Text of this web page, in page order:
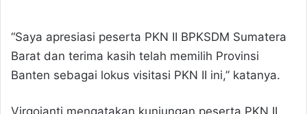
“Saya apresiasi peserta PKN II BPKSDM Sumatera
Barat dan terima kasih telah memilih Provinsi
Banten sebagai lokus visitasi PKN II ini,” katanya.